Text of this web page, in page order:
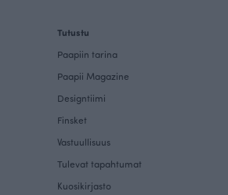
Tutustu
Paapiin tarina
Paapii Magazine
Designtiimi
Finsket
Vastuullisuus
Tulevat tapahtumat
Kuosikirjasto